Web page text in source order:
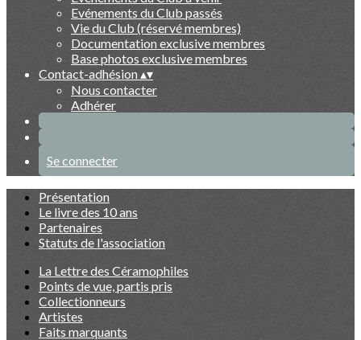
Evénements du Club passés
Vie du Club (réservé membres)
Documentation exclusive membres
Base photos exclusive membres
Contact-adhésion▴▾
Nous contacter
Adhérer
Se connecter
Présentation
Le livre des 10 ans
Partenaires
Statuts de l'association
La Lettre des Céramophiles
Points de vue, partis pris
Collectionneurs
Artistes
Faits marquants